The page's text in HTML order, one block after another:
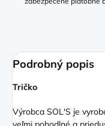
Podrobný popis
Tričko
Výrobca SOL'S je